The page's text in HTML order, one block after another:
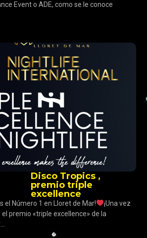
Event o ADE, como se le conoce
Disco Tropics ,
premio triple
excellence
el Número 1 en Lloret de Mar!
¡Una vez
premio «triple excellence» de la